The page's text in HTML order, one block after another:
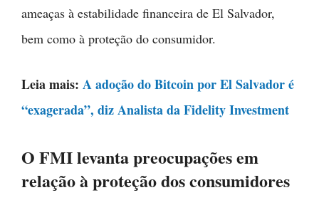
ameaças à estabilidade financeira de El Salvador,
bem como à proteção do consumidor.
Leia mais: A adoção do Bitcoin por El Salvador é
“exagerada”, diz Analista da Fidelity Investment
O FMI levanta preocupações em
relação à proteção dos consumidores